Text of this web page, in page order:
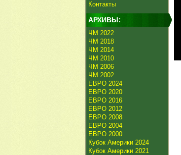
Контакты
АРХИВЫ:
ЧМ 2022
ЧМ 2018
ЧМ 2014
ЧМ 2010
ЧМ 2006
ЧМ 2002
ЕВРО 2024
ЕВРО 2020
ЕВРО 2016
ЕВРО 2012
ЕВРО 2008
ЕВРО 2004
ЕВРО 2000
Кубок Америки 2024
Кубок Америки 2021